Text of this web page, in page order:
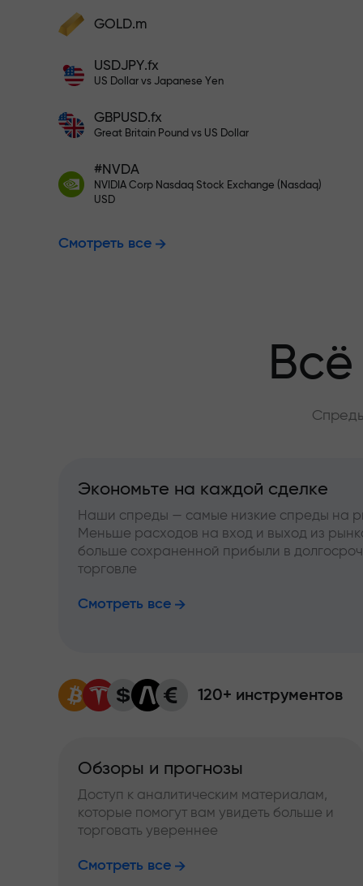
Пополните счёт — и получите бонус в
X1000 — это не опечатка. Чем больше
депозит, тем выше множитель.
Пополните на $333 —
Торгуйте
Бонус до
GOLD.m
USDJPY.fx
US Dollar vs Japanese Yen
GBPUSD.fx
Great Britain Pound vs US Dollar
#NVDA
NVIDIA Corp Nasdaq Stock Exchange (Nasdaq)
USD
Смотреть все
Экономьте на каждой сделке
Наши спреды — самые низкие спреды на
Меньше расходов на вход и выход из
больше сохраненной прибыли в
торговле
Смотреть все
120+ инструментов
Обзоры и прогнозы
Доступ к аналитическим материалам,
которые помогут вам увидеть больше и
торговать увереннее
Смотреть все